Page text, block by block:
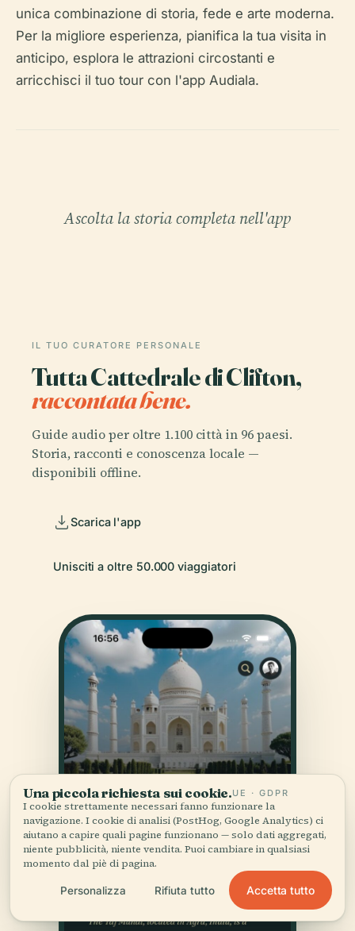
unica combinazione di storia, fede e arte moderna.
Per la migliore esperienza, pianifica la tua visita in
anticipo, esplora le attrazioni circostanti e
arricchisci il tuo tour con l'app Audiala.
Ascolta la storia completa nell'app
IL TUO CURATORE PERSONALE
Tutta Cattedrale di Clifton,
raccontata bene.
Guide audio per oltre 1.100 città in 96 paesi.
Storia, racconti e conoscenza locale —
disponibili offline.
Scarica l'app
Unisciti a oltre 50.000 viaggiatori
Una piccola richiesta sui cookie.UE · GDPR
I cookie strettamente necessari fanno funzionare la
navigazione. I cookie di analisi (PostHog, Google Analytics) ci
aiutano a capire quali pagine funzionano — solo dati aggregati,
niente pubblicità, niente vendita. Puoi cambiare in qualsiasi
momento dal piè di pagina.
Personalizza Rifiuta tutto Accetta tutto